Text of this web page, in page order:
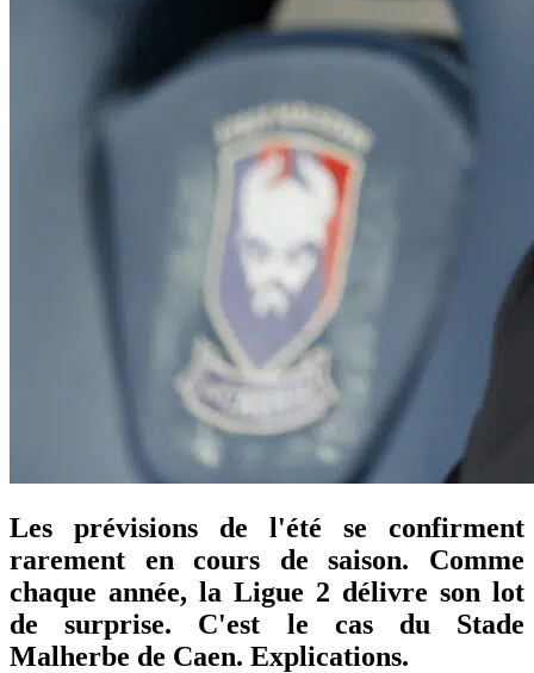
Les prévisions de l'été se confirment
rarement en cours de saison. Comme
chaque année, la Ligue 2 délivre son lot
de surprise. C'est le cas du Stade
Malherbe de Caen. Explications.